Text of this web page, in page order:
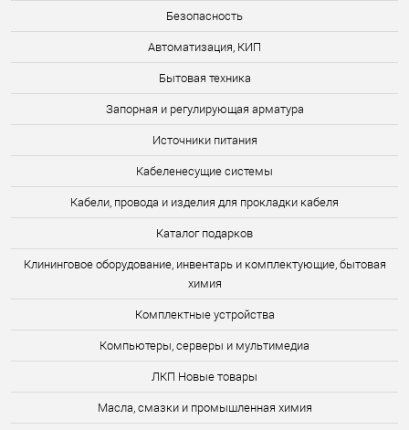
Безопасность
Автоматизация, КИП
Бытовая техника
Запорная и регулирующая арматура
Источники питания
Кабеленесущие системы
Кабели, провода и изделия для прокладки кабеля
Каталог подарков
Клининговое оборудование, инвентарь и комплектующие, бытовая
химия
Комплектные устройства
Компьютеры, серверы и мультимедиа
ЛКП Новые товары
Масла, смазки и промышленная химия